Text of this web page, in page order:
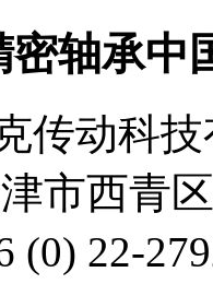
轴承中
传动科
市西青
(0) 22-